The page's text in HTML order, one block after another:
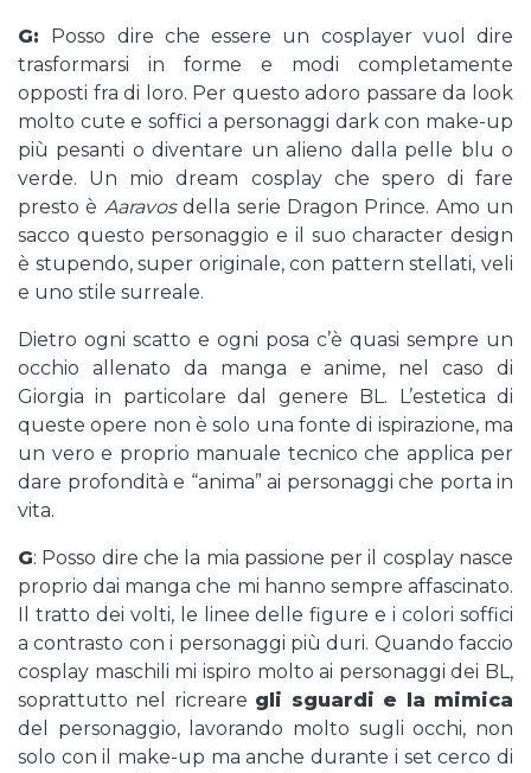
G:
Posso dire che essere un cosplayer vuol dire
trasformarsi in forme e modi completamente
opposti fra di loro. Per questo adoro passare da look
molto cute e soffici a personaggi dark con make-up
più pesanti o diventare un alieno dalla pelle blu o
verde. Un mio dream cosplay che spero di fare
presto è Aaravosdella serie Dragon Prince. Amo un
sacco questo personaggio e il suo character design
è stupendo, super originale, con pattern stellati, veli
e uno stile surreale.
Dietro ogni scatto e ogni posa c’è quasi sempre un
occhio allenato da manga e anime, nel caso di
Giorgia in particolare dal genere BL. L’estetica di
queste opere non è solo una fonte di ispirazione, ma
un vero e proprio manuale tecnico che applica per
dare profondità e “anima” ai personaggi che porta in
vita.
G: Posso dire che la mia passione per il cosplay nasce
proprio dai manga che mi hanno sempre affascinato.
Il tratto dei volti, le linee delle figure e i colori soffici
a contrasto con i personaggi più duri. Quando faccio
cosplay maschili mi ispiro molto ai personaggi dei BL,
soprattutto nel ricreare gli sguardi e la mimica
del personaggio, lavorando molto sugli occhi, non
solo con il make-up ma anche durante i set cerco di